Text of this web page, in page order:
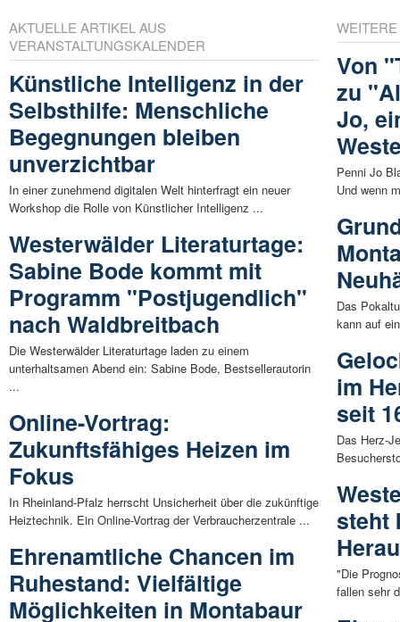
AKTUELLE ARTIKEL AUS
VERANSTALTUNGSKALENDER
Künstliche Intelligenz in der
Selbsthilfe: Menschliche
Begegnungen bleiben
unverzichtbar
In einer zunehmend digitalen Welt hinterfragt ein neuer
Workshop die Rolle von Künstlicher Intelligenz ...
Westerwälder Literaturtage:
Sabine Bode kommt mit
Programm "Postjugendlich"
nach Waldbreitbach
Die Westerwälder Literaturtage laden zu einem
unterhaltsamen Abend ein: Sabine Bode, Bestsellerautorin
...
Online-Vortrag:
Zukunftsfähiges Heizen im
Fokus
In Rheinland-Pfalz herrscht Unsicherheit über die zukünftige
Heiztechnik. Ein Online-Vortrag der Verbraucherzentrale ...
Ehrenamtliche Chancen im
Ruhestand: Vielfältige
Möglichkeiten in Montabaur
Von
zu
Jo,
Penni Jo
Und wenn
Das
kann auf
im
seit
Das Herz-
steht
"Die
fallen sehr